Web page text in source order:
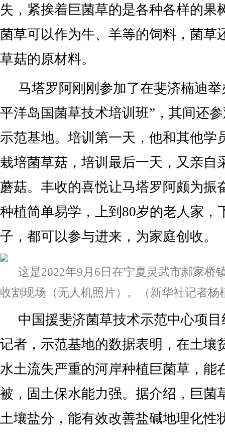
失，紧挨着巨菌草的是各种各样的果
菌草可以作为牛、羊等的饲料，菌草
草菇的原材料。
马塔罗阿刚刚参加了在斐济楠迪
平洋岛国菌草技术培训班”，其间还
示范基地。培训第一天，他和其他学
栽培菌草菇，培训最后一天，又亲自
蘑菇。丰收的喜悦让马塔罗阿颇为振
种植简单易学，上到80岁的老人家，
子，都可以参与进来，为家庭创收。
这是2022年9月6日在宁夏灵武市郝家桥
收割现场（无人机照片）。（新华社记者杨
中国援斐济菌草技术示范中心项
记者，示范基地的数据表明，在土壤
水土流失严重的河岸种植巨菌草，能
被，固土保水能力强。据介绍，巨菌
土壤盐分，能有效改善盐碱地理化性